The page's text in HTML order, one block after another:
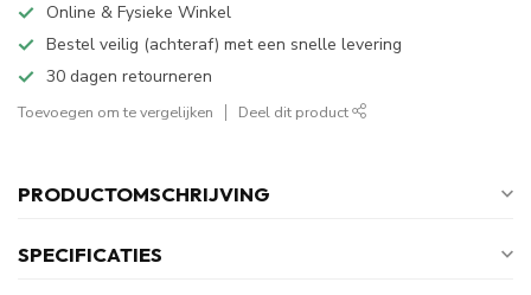
Online & Fysieke Winkel
Bestel veilig (achteraf) met een snelle levering
30 dagen retourneren
Toevoegen om te vergelijken Deel dit product
PRODUCTOMSCHRIJVING
SPECIFICATIES